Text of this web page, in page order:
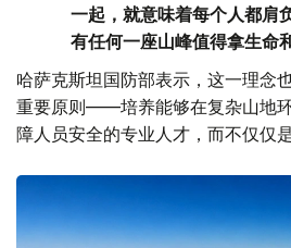
一起，就意味着每个人都肩
有任何一座山峰值得拿生命
哈萨克斯坦国防部表示，这一理念
重要原则——培养能够在复杂山地
障人员安全的专业人才，而不仅仅